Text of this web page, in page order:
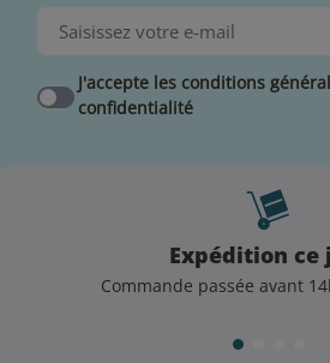
J'accepte les conditions
confidentialité
Expédition ce
Commande passée avant